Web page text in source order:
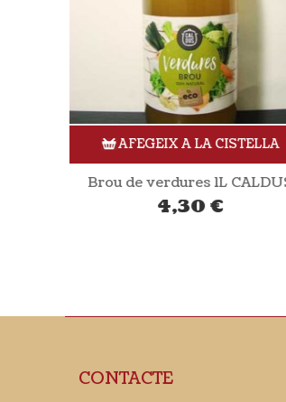
AFEGEIX A LA CISTELLA
1,73€
CONTACTE